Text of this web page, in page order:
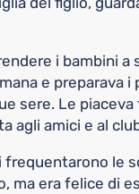
i bambini a
e preparava i
sere. Le
agli amici e al
frequentarono le
ma era felice di